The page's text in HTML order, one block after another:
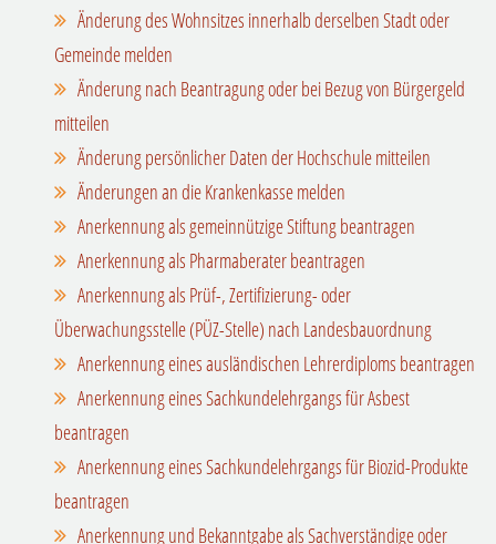
Änderung des Wohnsitzes innerhalb derselben Stadt oder
Gemeinde melden
Änderung nach Beantragung oder bei Bezug von Bürgergeld
mitteilen
Änderung persönlicher Daten der Hochschule mitteilen
Änderungen an die Krankenkasse melden
Anerkennung als gemeinnützige Stiftung beantragen
Anerkennung als Pharmaberater beantragen
Anerkennung als Prüf-, Zertifizierung- oder
Überwachungsstelle (PÜZ-Stelle) nach Landesbauordnung
Anerkennung eines ausländischen Lehrerdiploms beantragen
Anerkennung eines Sachkundelehrgangs für Asbest
beantragen
Anerkennung eines Sachkundelehrgangs für Biozid-Produkte
beantragen
Anerkennung und Bekanntgabe als Sachverständige oder